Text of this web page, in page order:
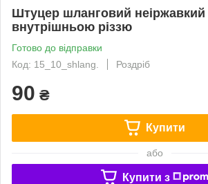
Штуцер шланговий неіржавкий
внутрішньою різзю
Готово до відправки
Код: 15_10_shlang.
Роздріб
90 ₴
Купити
або
Купити з